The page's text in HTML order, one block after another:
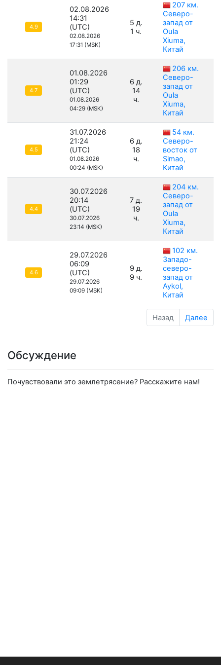
4.9
02.08.2026
14:31
(UTC)
02.08.2026
17:31 (MSK)
5 д.
1 ч.
207 км.
Северо-
запад от
Oula
Xiuma,
Китай
4.7
01.08.2026
01:29
(UTC)
01.08.2026
04:29 (MSK)
6 д.
14
ч.
206 км.
Северо-
запад от
Oula
Xiuma,
Китай
4.5
31.07.2026
21:24
(UTC)
01.08.2026
00:24 (MSK)
6 д.
18
ч.
54 км.
Северо-
восток от
Simao,
Китай
4.4
30.07.2026
20:14
(UTC)
30.07.2026
23:14 (MSK)
7 д.
19
ч.
204 км.
Северо-
запад от
Oula
Xiuma,
Китай
4.6
29.07.2026
06:09
(UTC)
29.07.2026
09:09 (MSK)
9 д.
9 ч.
102 км.
Западо-
северо-
запад от
Aykol,
Китай
Назад Далее
Обсуждение
Почувствовали это землетрясение? Расскажите нам!